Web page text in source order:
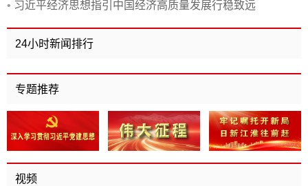
• 习近平经济思想指引中国经济高质量发展行稳致远
24小时新闻排行
专题推荐
视频